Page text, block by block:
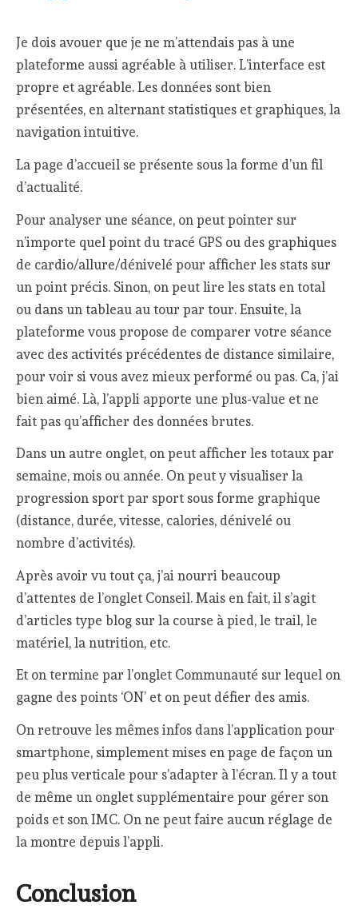
Je dois avouer que je ne m’attendais pas à une
plateforme aussi agréable à utiliser. L’interface est
propre et agréable. Les données sont bien
présentées, en alternant statistiques et graphiques, la
navigation intuitive.
La page d’accueil se présente sous la forme d’un fil
d’actualité.
Pour analyser une séance, on peut pointer sur
n’importe quel point du tracé GPS ou des graphiques
de cardio/allure/dénivelé pour afficher les stats sur
un point précis. Sinon, on peut lire les stats en total
ou dans un tableau au tour par tour. Ensuite, la
plateforme vous propose de comparer votre séance
avec des activités précédentes de distance similaire,
pour voir si vous avez mieux performé ou pas. Ca, j’ai
bien aimé. Là, l’appli apporte une plus-value et ne
fait pas qu’afficher des données brutes.
Dans un autre onglet, on peut afficher les totaux par
semaine, mois ou année. On peut y visualiser la
progression sport par sport sous forme graphique
(distance, durée, vitesse, calories, dénivelé ou
nombre d’activités).
Après avoir vu tout ça, j’ai nourri beaucoup
d’attentes de l’onglet Conseil. Mais en fait, il s’agit
d’articles type blog sur la course à pied, le trail, le
matériel, la nutrition, etc.
Et on termine par l’onglet Communauté sur lequel on
gagne des points ‘ON’ et on peut défier des amis.
On retrouve les mêmes infos dans l’application pour
smartphone, simplement mises en page de façon un
peu plus verticale pour s’adapter à l’écran. Il y a tout
de même un onglet supplémentaire pour gérer son
poids et son IMC. On ne peut faire aucun réglage de
la montre depuis l’appli.
Conclusion